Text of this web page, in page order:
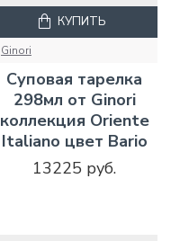
Ginori
Суповая тарелка
298мл от Ginori
коллекция Oriente
Italiano цвет Bario
13225 руб.
КУПИТЬ